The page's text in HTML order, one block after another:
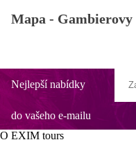
Mapa - Gambierovy
Nejlepší nabídky
do vašeho e-mailu
O EXIM tours